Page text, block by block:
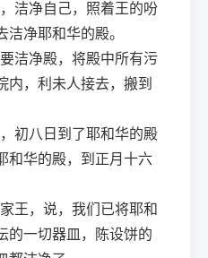
洁净自己，照着王的吩
洁净耶和华的殿。
洁净殿，将殿中所有污
内，利未人接去，搬到
初八日到了耶和华的殿
和华的殿，到正月十六
王，说，我们已将耶和
的一切器皿，陈设饼的